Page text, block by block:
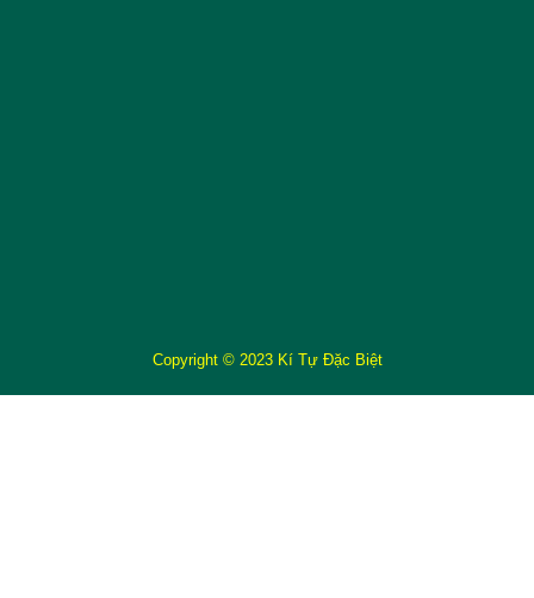
Copyright © 2023 Kí Tự Đặc Biệt